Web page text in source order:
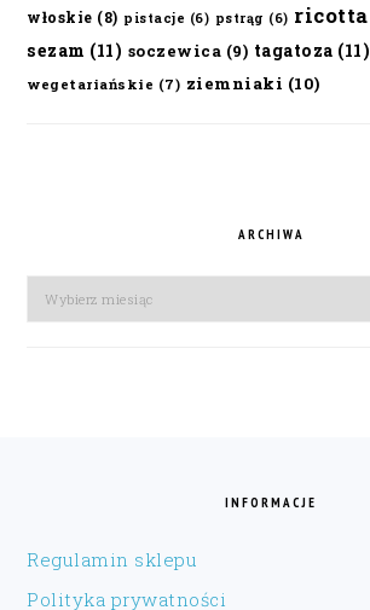
włoskie (8) pistacje (6) pstrąg (6) ricotta
sezam (11) soczewica (9) tagatoza (11)
wegetariańskie (7) ziemniaki (10)
ARCHIWA
Archiwa
INFORMACJE
Regulamin sklepu
Polityka prywatności